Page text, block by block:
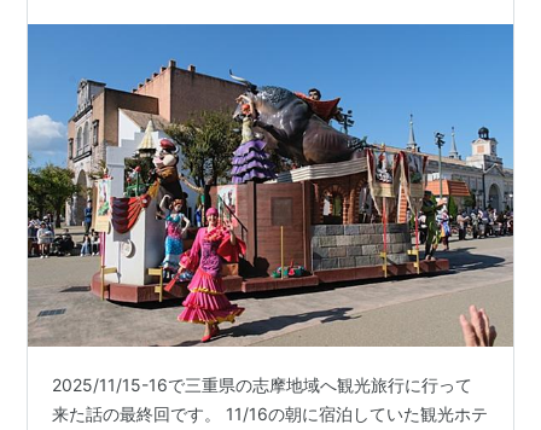
2025/11/15-16で三重県の志摩地域へ観光旅行に行って
来た話の最終回です。 11/16の朝に宿泊していた観光ホテ